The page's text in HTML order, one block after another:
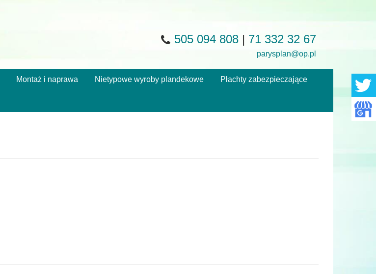
505 094 808 | 71 332 32 67
parysplan@op.pl
Montaż i naprawa Nietypowe wyroby plandekowe Płachty zabezpieczające